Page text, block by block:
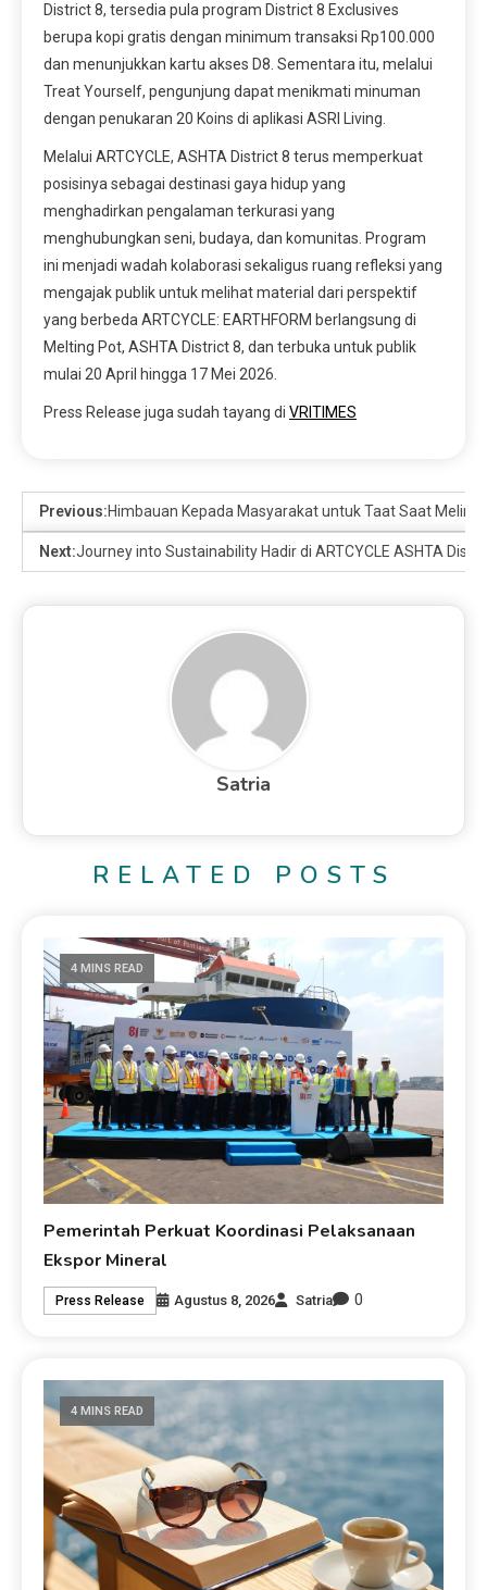
District 8, tersedia pula program District 8 Exclusives
berupa kopi gratis dengan minimum transaksi Rp100.000
dan menunjukkan kartu akses D8. Sementara itu, melalui
Treat Yourself, pengunjung dapat menikmati minuman
dengan penukaran 20 Koins di aplikasi ASRI Living.
Melalui ARTCYCLE, ASHTA District 8 terus memperkuat
posisinya sebagai destinasi gaya hidup yang
menghadirkan pengalaman terkurasi yang
menghubungkan seni, budaya, dan komunitas. Program
ini menjadi wadah kolaborasi sekaligus ruang refleksi yang
mengajak publik untuk melihat material dari perspektif
yang berbeda ARTCYCLE: EARTHFORM berlangsung di
Melting Pot, ASHTA District 8, dan terbuka untuk publik
mulai 20 April hingga 17 Mei 2026.
Press Release juga sudah tayang di VRITIMES
Previous:Himbauan Kepada Masyarakat untuk Taat Saat
Next:Journey into Sustainability Hadir di ARTCYCLE ASHTA
Satria
RELATED POSTS
4 MINS READ
Pemerintah Perkuat Koordinasi Pelaksanaan
Ekspor Mineral
Press Release Agustus 8, 2026 Satria 0
4 MINS READ